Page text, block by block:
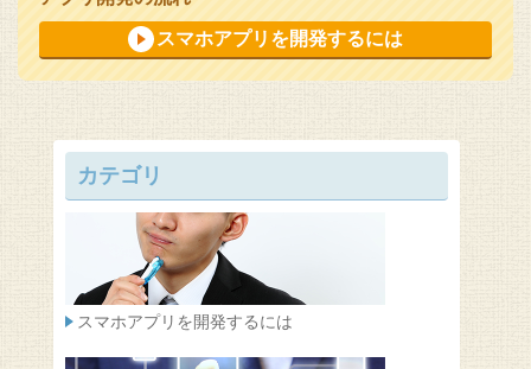
スマホアプリを開発するには
カテゴリ
スマホアプリを開発するには